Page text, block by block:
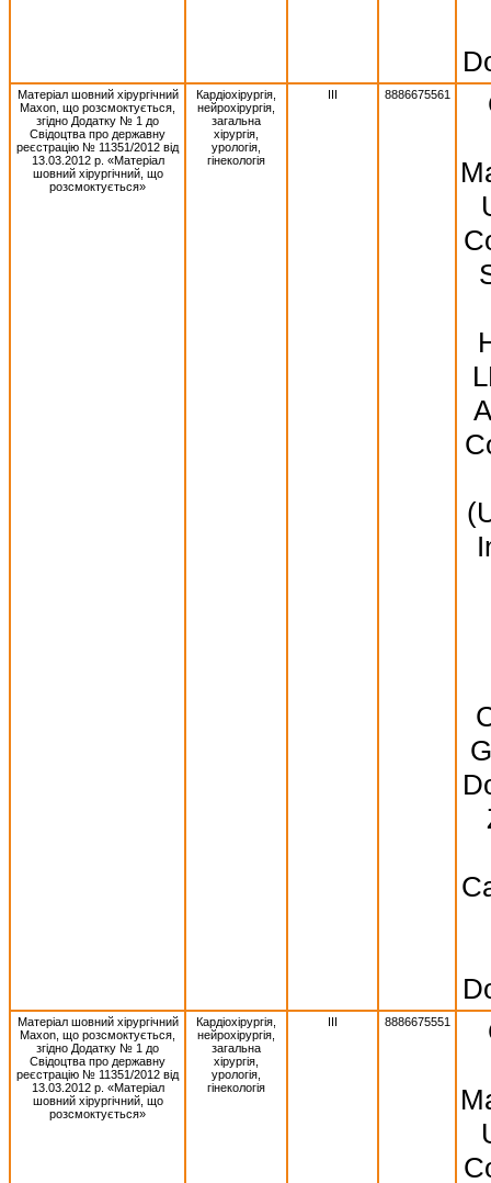
Матеріал шовний хірургічний
Махоn, що розсмоктується,
згідно Додатку № 1 до
Свідоцтва про державну
реєстрацію № 11351/2012 від
13.03.2012 р. «Матеріал
шовний хірургічний, що
розсмоктується»
Кардіохірургія,
нейрохірургія,
загальна
хірургія,
урологія,
гінекологія
III 8886675561
Матеріал шовний хірургічний
Махоn, що розсмоктується,
згідно Додатку № 1 до
Свідоцтва про державну
реєстрацію № 11351/2012 від
13.03.2012 р. «Матеріал
шовний хірургічний, що
розсмоктується»
Кардіохірургія,
нейрохірургія,
загальна
хірургія,
урологія,
гінекологія
III 8886675551